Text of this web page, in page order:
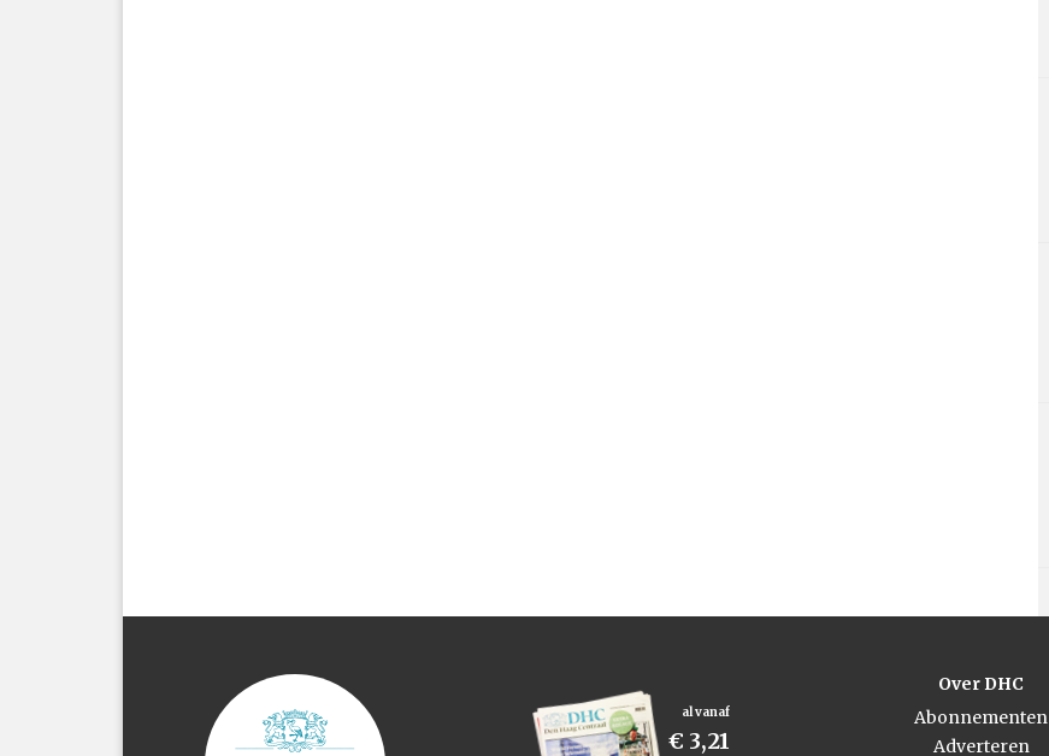
al vanaf
€ 3,21
Over DHC
Abonnementen
Adverteren